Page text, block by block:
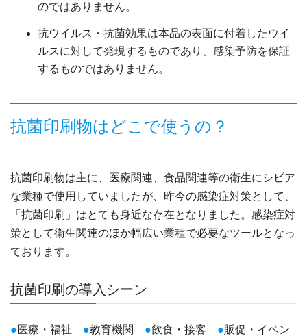
のではありません。
抗ウイルス・抗菌効果は本品の表面に付着したウイ
ルスに対して発現するものであり、感染予防を保証
するものではありません。
抗菌印刷物はどこで使うの？
抗菌印刷物は主に、医療関連、食品関連等の衛生にシビア
な業種で使用していましたが、昨今の感染症対策として、
「抗菌印刷」はとても身近な存在となりました。感染症対
策として衛生関連のほか幅広い業種で必要なツールとなっ
ております。
抗菌印刷の導入シーン
●医療・福祉 ●教育機関 ●飲食・接客 ●販促・イベン